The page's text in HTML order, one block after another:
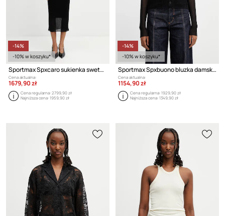
-14%
-10% w koszyku*
Sportmax Spxcaro sukienka sweterkowa gładka z wiskozą
Cena aktualna:
1679,90 zł
Cena regularna:2799,90 zł
Najniższa cena:1959,90 zł
-14%
-10% w koszyku*
Sportmax Spxbuono bluzka damska z wiskozą gładka
Cena aktualna:
1154,90 zł
Cena regularna:1929,90 zł
Najniższa cena:1349,90 zł